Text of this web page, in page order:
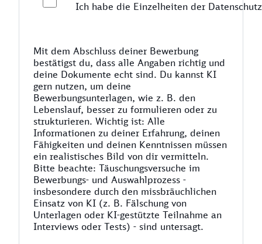
Ich habe die Einzelheiten der
Mit dem Abschluss deiner Bewerbung
bestätigst du, dass alle Angaben richtig und
deine Dokumente echt sind. Du kannst KI
gern nutzen, um deine
Bewerbungsunterlagen, wie z. B. den
Lebenslauf, besser zu formulieren oder zu
strukturieren. Wichtig ist: Alle
Informationen zu deiner Erfahrung, deinen
Fähigkeiten und deinen Kenntnissen müssen
ein realistisches Bild von dir vermitteln.
Bitte beachte: Täuschungsversuche im
Bewerbungs- und Auswahlprozess -
insbesondere durch den missbräuchlichen
Einsatz von KI (z. B. Fälschung von
Unterlagen oder KI-gestützte Teilnahme an
Interviews oder Tests) - sind untersagt.